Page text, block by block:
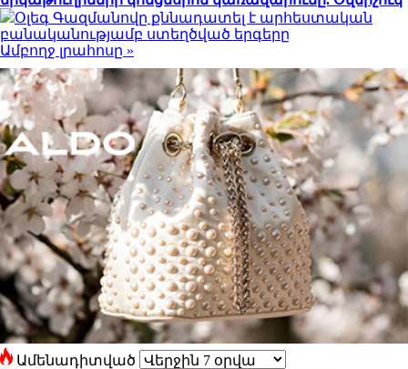
Օլեգ Գազմանովը քննադատել է արհեստական
բանականությամբ ստեղծված երգերը
Ամբողջ լրահոսը »
Ամենադիտված